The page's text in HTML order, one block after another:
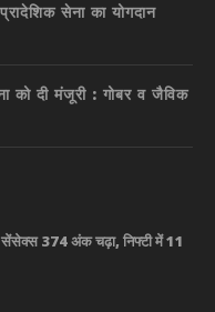
सेना का योगदान
को दी मंजूरी : गोबर व जैविक
374 अंक चढ़ा, निफ्टी में 11